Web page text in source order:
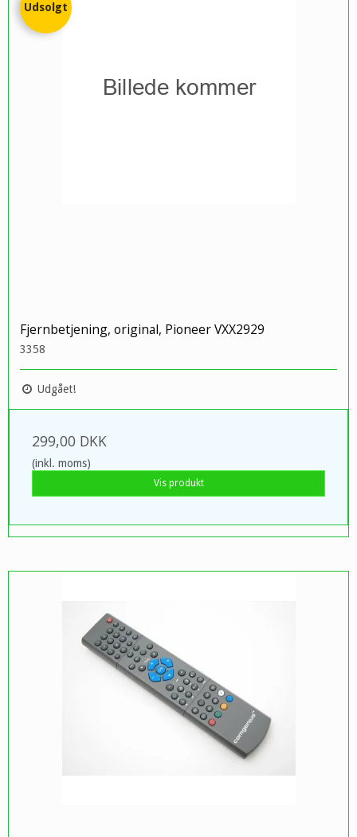
Udsolgt
Fjernbetjening, original, Pioneer VXX2929
3358
Udgået!
299,00 DKK
(inkl. moms)
Vis produkt